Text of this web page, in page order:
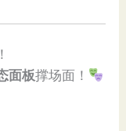
面板​​撑场面！